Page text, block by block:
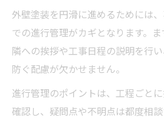
外壁塗装を円滑に進めるためには
での進行管理がカギとなります。
隣への挨拶や工事日程の説明を行
防ぐ配慮が欠かせません。
進行管理のポイントは、工程ごと
確認し、疑問点や不明点は都度相